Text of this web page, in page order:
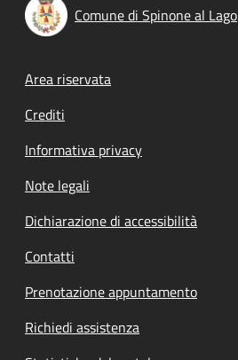
Comune di Spinone al Lago
Footer menu
Area riservata
Crediti
Informativa privacy
Note legali
Dichiarazione di accessibilità
Contatti
Prenotazione appuntamento
Richiedi assistenza